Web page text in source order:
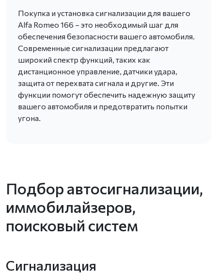
Покупка и установка сигнализации для вашего
Alfa Romeo 166 – это необходимый шаг для
обеспечения безопасности вашего автомобиля.
Современные сигнализации предлагают
широкий спектр функций, таких как
дистанционное управление, датчики удара,
защита от перехвата сигнала и другие. Эти
функции помогут обеспечить надежную защиту
вашего автомобиля и предотвратить попытки
угона.
Подбор автосигнализации,
иммобилайзеров,
поисковый систем
Сигнализация